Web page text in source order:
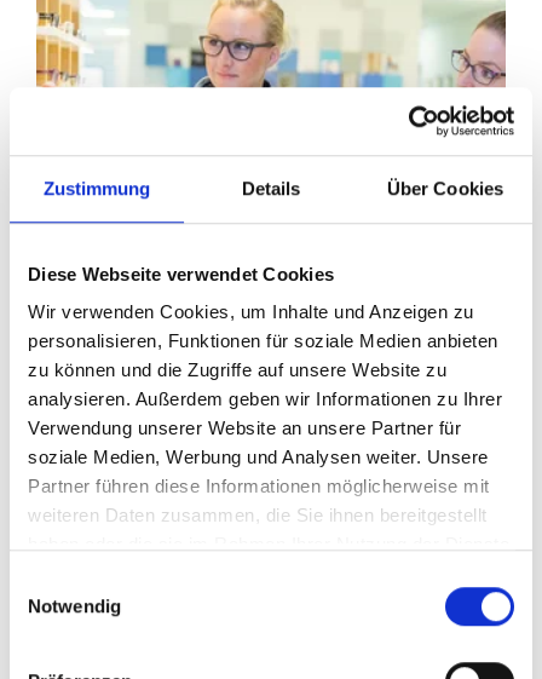
Zustimmung Details Über Cookies
Diese Webseite verwendet Cookies
Wir verwenden Cookies, um Inhalte und Anzeigen zu
personalisieren, Funktionen für soziale Medien anbieten
zu können und die Zugriffe auf unsere Website zu
analysieren. Außerdem geben wir Informationen zu Ihrer
Verwendung unserer Website an unsere Partner für
soziale Medien, Werbung und Analysen weiter. Unsere
Partner führen diese Informationen möglicherweise mit
weiteren Daten zusammen, die Sie ihnen bereitgestellt
Notwendig
Ihr Partner für optimales
Sehen in Ladenburg
Als erster Ansprechpartner für das gute Sehen sind wir
anatomisch und ästhetisch perfekt auf Ihre
individuellen Wünsche und Bedürfnisse angepasste
Sehhilfe kümmern. Wir sind auch oft die Ersten, die